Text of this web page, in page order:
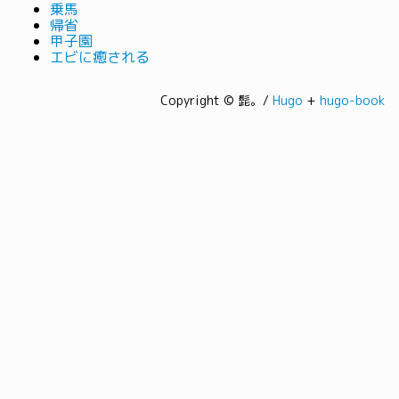
乗馬
帰省
甲子園
エビに癒される
Copyright © 髭。/ Hugo + hugo-book